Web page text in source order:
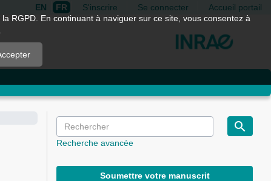
EN FR S'inscrire Se connecter Accueil portail
Recherche avancée
Soumettre votre manuscrit
RGPD. En continuant à naviguer sur ce site, vous consentez à